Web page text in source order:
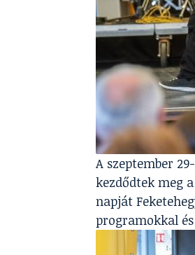
A szeptember
kezdődtek meg
napját
programokkal